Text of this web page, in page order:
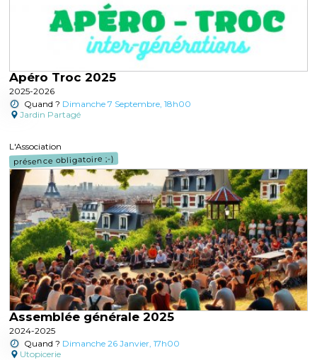
Apéro Troc 2025
2025-2026
Quand ? Dimanche 7 Septembre, 18h00
Jardin Partagé
L'Association
présence obligatoire ;-)
Assemblée générale 2025
2024-2025
Quand ? Dimanche 26 Janvier, 17h00
Utopicerie